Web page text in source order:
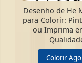
Desenho de He
para Colorir:
ou Imprima
Colorir